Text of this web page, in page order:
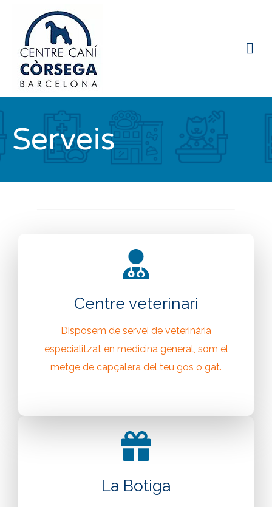
Serveis
Centre veterinari
Disposem de servei de veterinària
especialitzat en medicina general, som el
metge de capçalera del teu gos o gat.
La Botiga